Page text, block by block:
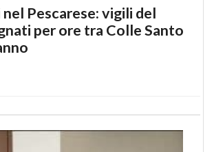
Pescarese: vigili del
per ore tra Colle Santo